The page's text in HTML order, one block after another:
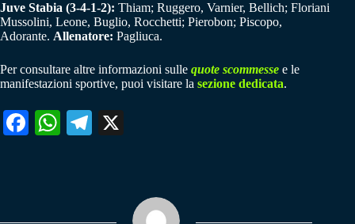
Juve Stabia (3-4-1-2): Thiam; Ruggero, Varnier, Bellich; Floriani
Mussolini, Leone, Buglio, Rocchetti; Pierobon; Piscopo,
Adorante. Allenatore: Pagliuca.
Per consultare altre informazioni sulle quote scommesse e le
manifestazioni sportive, puoi visitare la sezione dedicata.
Fa W
Te